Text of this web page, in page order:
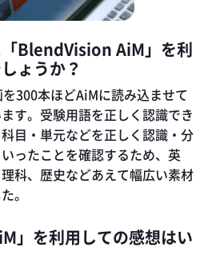
BlendVision AiM」を利
ょうか？
300本ほどAiMに読み込ませて
す。受験用語を正しく認識でき
目・単元などを正しく認識・分
ったことを確認するため、英
科、歴史などあえて幅広い素材
。
」を利用しての感想はい